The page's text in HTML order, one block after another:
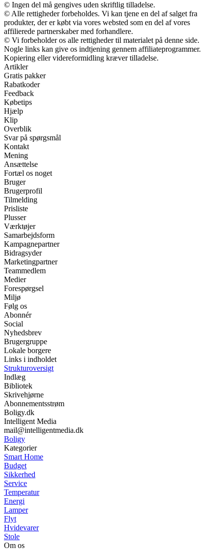
© Ingen del må gengives uden skriftlig tilladelse.
© Alle rettigheder forbeholdes. Vi kan tjene en del af salget fra
produkter, der er købt via vores websted som en del af vores
affilierede partnerskaber med forhandlere.
© Vi forbeholder os alle rettigheder til materialet på denne side.
Nogle links kan give os indtjening gennem affiliateprogrammer.
Kopiering eller videreformidling kræver tilladelse.
Artikler
Gratis pakker
Rabatkoder
Feedback
Købetips
Hjælp
Klip
Overblik
Svar på spørgsmål
Kontakt
Mening
Ansættelse
Fortæl os noget
Bruger
Brugerprofil
Tilmelding
Prisliste
Plusser
Værktøjer
Samarbejdsform
Kampagnepartner
Bidragsyder
Marketingpartner
Teammedlem
Medier
Forespørgsel
Miljø
Følg os
Abonnér
Social
Nyhedsbrev
Brugergruppe
Lokale borgere
Links i indholdet
Strukturoversigt
Indlæg
Bibliotek
Skrivehjørne
Abonnementsstrøm
Boligy.dk
Intelligent Media
mail@intelligentmedia.dk
Boligy
Kategorier
Smart Home
Budget
Sikkerhed
Service
Temperatur
Energi
Lamper
Flyt
Hvidevarer
Stole
Om os